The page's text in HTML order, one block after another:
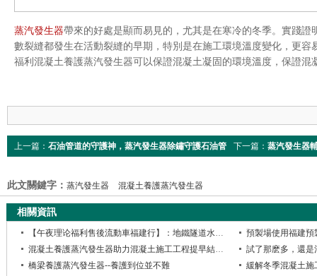
蒸汽發生器帶來的好處是顯而易見的，尤其是在寒冷的冬季。實踐證
數裂縫都發生在活動裂縫的早期，特別是在施工環境溫度變化，更容
福利混凝土養護蒸汽發生器可以保證混凝土凝固的環境溫度，保證
下一篇： 蒸汽發生器
上一篇： 石油管道的守護神，蒸汽發生器除鏽守護石油管
此文關鍵字： 蒸汽發生器 混凝土養護蒸汽發生器
相關資訊
【午夜理论福利售後流動車福建行】：地鐵隧道水泥構件養護蒸汽發生器檢修現場紀實
預製場使用福建
混凝土養護蒸汽發生器助力混凝土施工工程提早結束工期安心回家過大年
試了那麽多，還
橋梁養護蒸汽發生器--養護到位並不難